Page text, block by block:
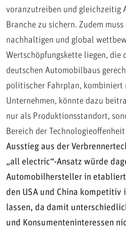
voranzutreiben und gleichzeitig
Branche zu sichern. Zudem
nachhaltigen und global
Wertschöpfungskette liegen, die
deutschen Automobilbaus
politischer Fahrplan, kombiniert
Unternehmen, könnte dazu
nur als Produktionsstandort,
Bereich der
Ausstieg aus der
„all electric“-Ansatz würde
Automobilhersteller in
den USA und China kompetitiv
lassen, da damit
und Konsumenteninteressen